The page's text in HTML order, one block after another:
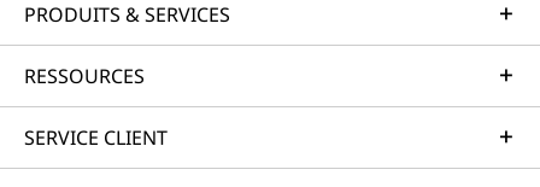
PRODUITS & SERVICES
RESSOURCES
SERVICE CLIENT